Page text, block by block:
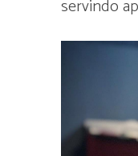
servindo